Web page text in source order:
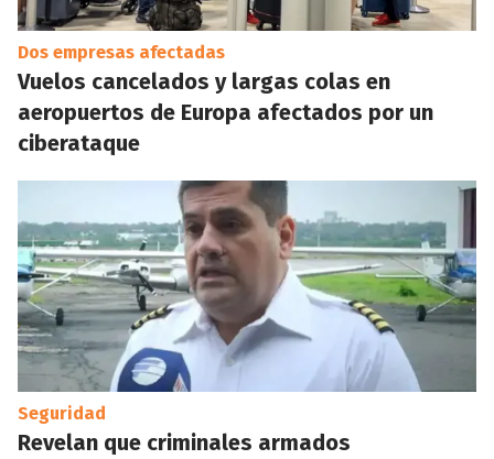
Dos empresas afectadas
Vuelos cancelados y largas colas en
aeropuertos de Europa afectados por un
ciberataque
Seguridad
Revelan que criminales armados